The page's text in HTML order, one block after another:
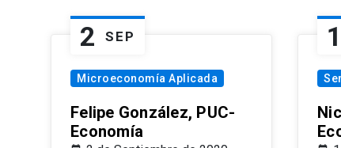
2 SEP
Microeconomía Aplicada
Felipe González, PUC-
Economía
1